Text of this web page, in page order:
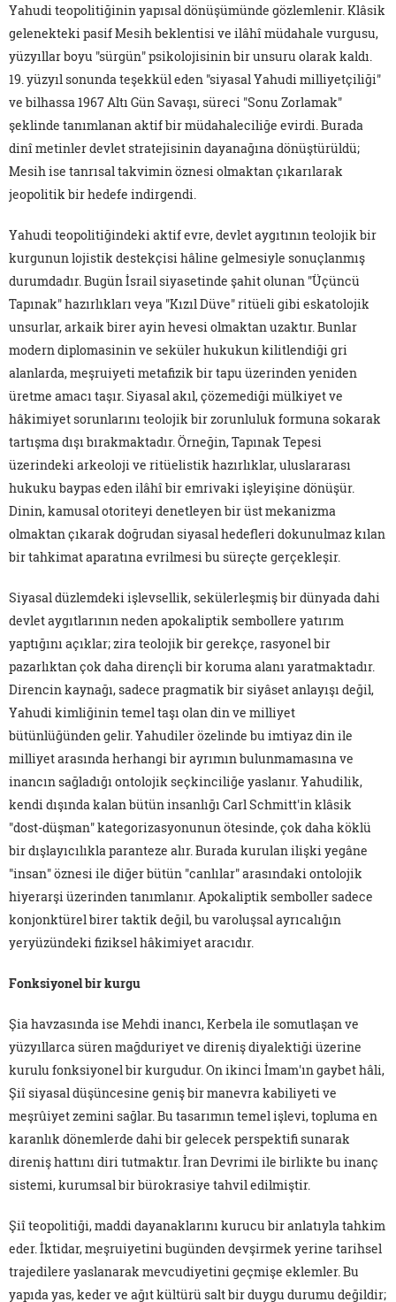
Yahudi teopolitiğinin yapısal dönüşümünde gözlemlenir. Klâsik
gelenekteki pasif Mesih beklentisi ve ilâhî müdahale vurgusu,
yüzyıllar boyu "sürgün" psikolojisinin bir unsuru olarak kaldı.
19. yüzyıl sonunda teşekkül eden "siyasal Yahudi milliyetçiliği"
ve bilhassa 1967 Altı Gün Savaşı, süreci "Sonu Zorlamak"
şeklinde tanımlanan aktif bir müdahaleciliğe evirdi. Burada
dinî metinler devlet stratejisinin dayanağına dönüştürüldü;
Mesih ise tanrısal takvimin öznesi olmaktan çıkarılarak
jeopolitik bir hedefe indirgendi.
Yahudi teopolitiğindeki aktif evre, devlet aygıtının teolojik bir
kurgunun lojistik destekçisi hâline gelmesiyle sonuçlanmış
durumdadır. Bugün İsrail siyasetinde şahit olunan "Üçüncü
Tapınak" hazırlıkları veya "Kızıl Düve" ritüeli gibi eskatolojik
unsurlar, arkaik birer ayin hevesi olmaktan uzaktır. Bunlar
modern diplomasinin ve seküler hukukun kilitlendiği gri
alanlarda, meşruiyeti metafizik bir tapu üzerinden yeniden
üretme amacı taşır. Siyasal akıl, çözemediği mülkiyet ve
hâkimiyet sorunlarını teolojik bir zorunluluk formuna sokarak
tartışma dışı bırakmaktadır. Örneğin, Tapınak Tepesi
üzerindeki arkeoloji ve ritüelistik hazırlıklar, uluslararası
hukuku baypas eden ilâhî bir emrivaki işleyişine dönüşür.
Dinin, kamusal otoriteyi denetleyen bir üst mekanizma
olmaktan çıkarak doğrudan siyasal hedefleri dokunulmaz kılan
bir tahkimat aparatına evrilmesi bu süreçte gerçekleşir.
Siyasal düzlemdeki işlevsellik, sekülerleşmiş bir dünyada dahi
devlet aygıtlarının neden apokaliptik sembollere yatırım
yaptığını açıklar; zira teolojik bir gerekçe, rasyonel bir
pazarlıktan çok daha dirençli bir koruma alanı yaratmaktadır.
Direncin kaynağı, sadece pragmatik bir siyâset anlayışı değil,
Yahudi kimliğinin temel taşı olan din ve milliyet
bütünlüğünden gelir. Yahudiler özelinde bu imtiyaz din ile
milliyet arasında herhangi bir ayrımın bulunmamasına ve
inancın sağladığı ontolojik seçkinciliğe yaslanır. Yahudilik,
kendi dışında kalan bütün insanlığı Carl Schmitt'in klâsik
"dost-düşman" kategorizasyonunun ötesinde, çok daha köklü
bir dışlayıcılıkla paranteze alır. Burada kurulan ilişki yegâne
"insan" öznesi ile diğer bütün "canlılar" arasındaki ontolojik
hiyerarşi üzerinden tanımlanır. Apokaliptik semboller sadece
konjonktürel birer taktik değil, bu varoluşsal ayrıcalığın
yeryüzündeki fiziksel hâkimiyet aracıdır.
Fonksiyonel bir kurgu
Şia havzasında ise Mehdi inancı, Kerbela ile somutlaşan ve
yüzyıllarca süren mağduriyet ve direniş diyalektiği üzerine
kurulu fonksiyonel bir kurgudur. On ikinci İmam'ın gaybet hâli,
Şiî siyasal düşüncesine geniş bir manevra kabiliyeti ve
meşrûiyet zemini sağlar. Bu tasarımın temel işlevi, topluma en
karanlık dönemlerde dahi bir gelecek perspektifi sunarak
direniş hattını diri tutmaktır. İran Devrimi ile birlikte bu inanç
sistemi, kurumsal bir bürokrasiye tahvil edilmiştir.
Şiî teopolitiği, maddi dayanaklarını kurucu bir anlatıyla tahkim
eder. İktidar, meşruiyetini bugünden devşirmek yerine tarihsel
trajedilere yaslanarak mevcudiyetini geçmişe eklemler. Bu
yapıda yas, keder ve ağıt kültürü salt bir duygu durumu değildir;